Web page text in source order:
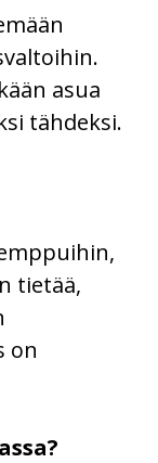
asua
tähdeksi.
tietää,
on